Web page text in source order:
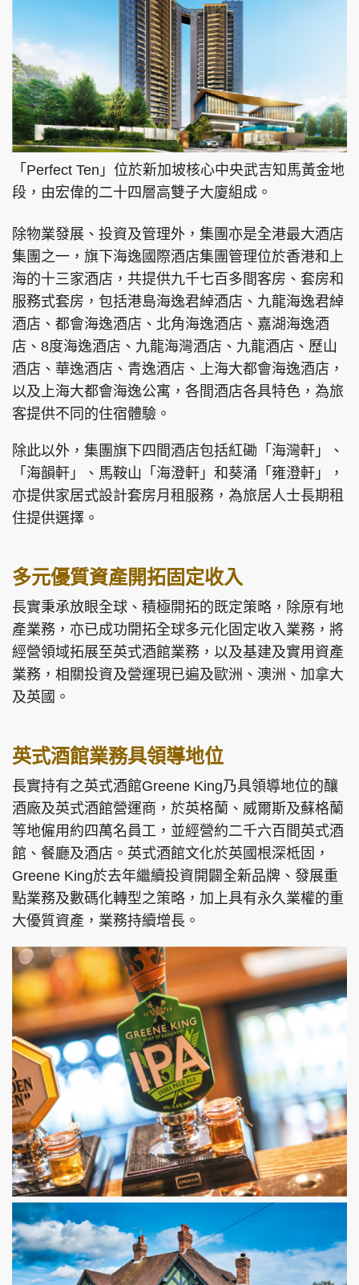
「Perfect Ten」位於新加坡核心中央武吉知馬黃金地
段，由宏偉的二十四層高雙子大廈組成。
除物業發展、投資及管理外，集團亦是全港最大酒店
集團之一，旗下海逸國際酒店集團管理位於香港和上
海的十三家酒店，共提供九千七百多間客房、套房和
服務式套房，包括港島海逸君綽酒店、九龍海逸君綽
酒店、都會海逸酒店、北角海逸酒店、嘉湖海逸酒
店、8度海逸酒店、九龍海灣酒店、九龍酒店、歷山
酒店、華逸酒店、青逸酒店、上海大都會海逸酒店，
以及上海大都會海逸公寓，各間酒店各具特色，為旅
客提供不同的住宿體驗。
除此以外，集團旗下四間酒店包括紅磡「海灣軒」、
「海韻軒」、馬鞍山「海澄軒」和葵涌「雍澄軒」，
亦提供家居式設計套房月租服務，為旅居人士長期租
住提供選擇。
多元優質資產開拓固定收入
長實秉承放眼全球、積極開拓的既定策略，除原有地
產業務，亦已成功開拓全球多元化固定收入業務，將
經營領域拓展至英式酒館業務，以及基建及實用資產
業務，相關投資及營運現已遍及歐洲、澳洲、加拿大
及英國。
英式酒館業務具領導地位
長實持有之英式酒館Greene King乃具領導地位的釀
酒廠及英式酒館營運商，於英格蘭、威爾斯及蘇格蘭
等地僱用約四萬名員工，並經營約二千六百間英式酒
館、餐廳及酒店。英式酒館文化於英國根深柢固，
Greene King於去年繼續投資開闢全新品牌、發展重
點業務及數碼化轉型之策略，加上具有永久業權的重
大優質資產，業務持續增長。